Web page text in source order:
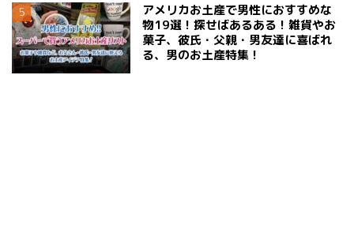
アメリカお土産で男性におすすめな
物19選！探せばあるある！雑貨やお
菓子、彼氏・父親・男友達に喜ばれ
る、男のお土産特集！